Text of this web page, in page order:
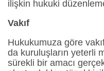
ilişkin hukuki
Vakıf
Hukukumuza göre
da kuruluşların yeterli
sürekli bir amacı